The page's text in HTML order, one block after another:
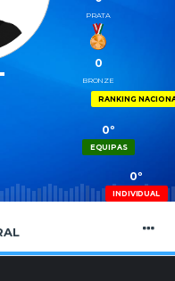
PRATA
0
BRONZE
RANKING
0º
EQUIPAS
0º
INDIVIDUAL